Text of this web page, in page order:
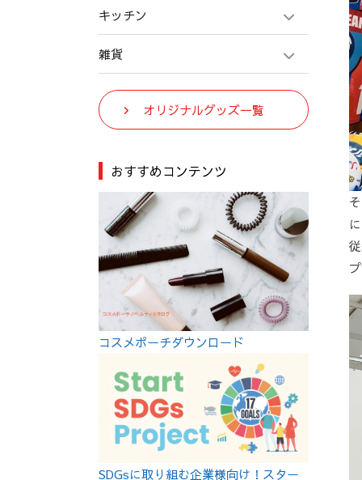
キッチン
雑貨
オリジナルグッズ一覧
おすすめコンテンツ
コスメポーチダウンロード
SDGsに取り組む企業様向け！スター